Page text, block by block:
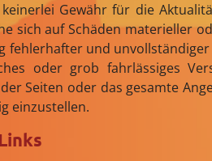
Gewähr für die
sich auf Schäden materieller
fehlerhafter und
oder grob fahrlässiges
Seiten oder das gesamte
einzustellen.